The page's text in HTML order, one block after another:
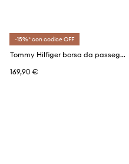
-15%* con codice OFF
Tommy Hilfiger borsa da passeggino
169,90 €